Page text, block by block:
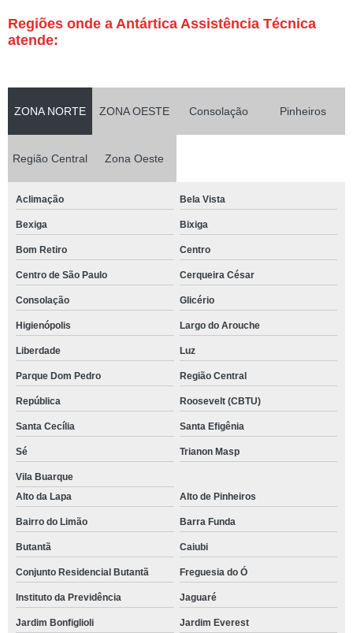
Regiões onde a Antártica Assistência Técnica
atende:
ZONA NORTE ZONA OESTE Consolação Pinheiros
Região Central Zona Oeste
Aclimação Bela Vista
Bexiga Bixiga
Bom Retiro Centro
Centro de São Paulo Cerqueira César
Consolação Glicério
Higienópolis Largo do Arouche
Liberdade Luz
Parque Dom Pedro Região Central
República Roosevelt (CBTU)
Santa Cecília Santa Efigênia
Sé Trianon Masp
Vila Buarque
Alto da Lapa
Alto de Pinheiros
Bairro do Limão Barra Funda
Butantã Caiubi
Conjunto Residencial Butantã Freguesia do Ó
Instituto da Previdência Jaguaré
Jardim Bonfiglioli Jardim Everest